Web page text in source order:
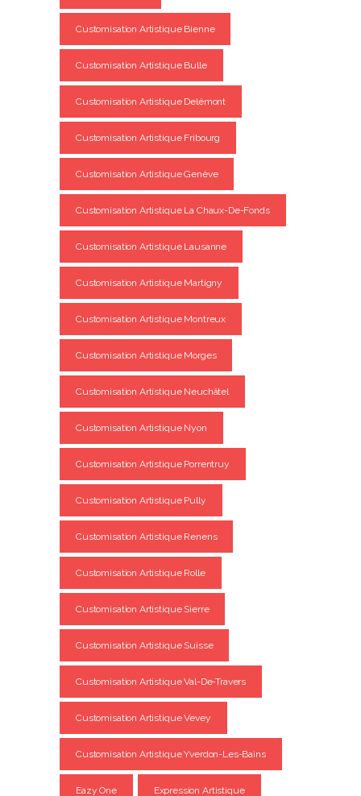
Customisation Artistique Bienne
Customisation Artistique Bulle
Customisation Artistique Delémont
Customisation Artistique Fribourg
Customisation Artistique Genève
Customisation Artistique La Chaux-De-Fonds
Customisation Artistique Lausanne
Customisation Artistique Martigny
Customisation Artistique Montreux
Customisation Artistique Morges
Customisation Artistique Neuchâtel
Customisation Artistique Nyon
Customisation Artistique Porrentruy
Customisation Artistique Pully
Customisation Artistique Renens
Customisation Artistique Rolle
Customisation Artistique Sierre
Customisation Artistique Suisse
Customisation Artistique Val-De-Travers
Customisation Artistique Vevey
Customisation Artistique Yverdon-Les-Bains
Eazy One Expression Artistique